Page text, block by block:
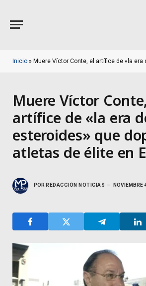
Inicio » Muere Víctor Conte, el artífice de «la era de esteroides» que
Muere Víctor
artífice de «la era
esteroides» que
atletas de élite en
POR REDACCIÓN NOTICIAS NOVIEMBRE